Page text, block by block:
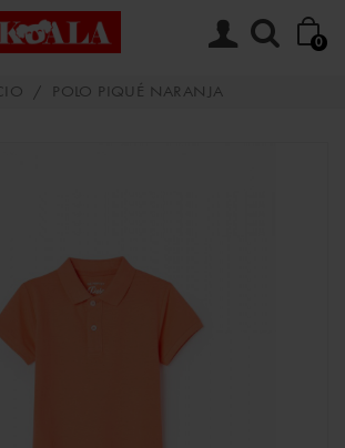
0
/ POLO PIQUÉ NARANJA